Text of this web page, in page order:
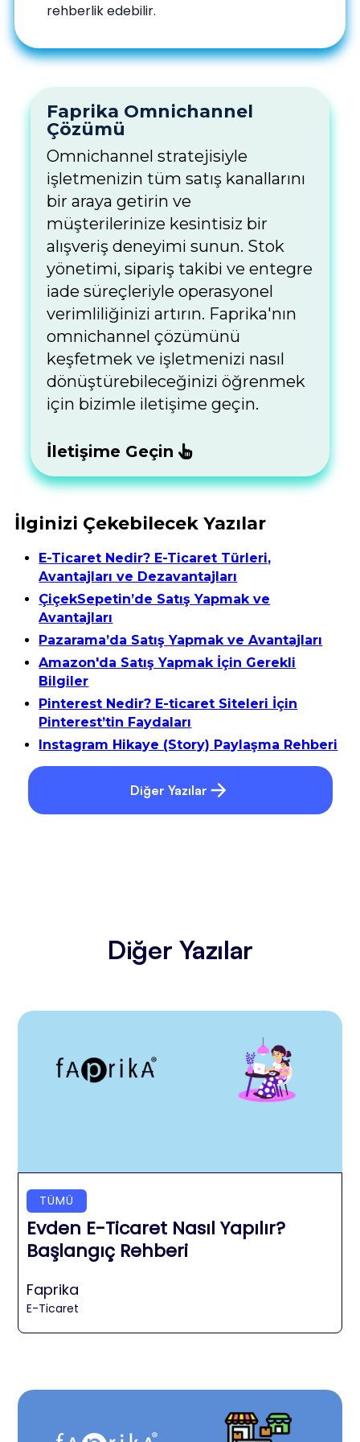
rehberlik edebilir.
Faprika Omnichannel
Çözümü
Omnichannel stratejisiyle
işletmenizin tüm satış kanallarını
bir araya getirin ve
müşterilerinize kesintisiz bir
alışveriş deneyimi sunun. Stok
yönetimi, sipariş takibi ve entegre
iade süreçleriyle operasyonel
verimliliğinizi artırın. Faprika'nın
omnichannel çözümünü
keşfetmek ve işletmenizi nasıl
dönüştürebileceğinizi öğrenmek
için bizimle iletişime geçin.
İletişime Geçin
İlginizi Çekebilecek Yazılar
E-Ticaret Nedir? E-Ticaret Türleri,
Avantajları ve Dezavantajları
ÇiçekSepetin’de Satış Yapmak ve
Avantajları
Pazarama’da Satış Yapmak ve Avantajları
Amazon'da Satış Yapmak İçin Gerekli
Bilgiler
Pinterest Nedir? E-ticaret Siteleri İçin
Pinterest’tin Faydaları
Instagram Hikaye (Story) Paylaşma Rehberi
Diğer Yazılar
Diğer Yazılar
TÜMÜ
Evden E-Ticaret Nasıl Yapılır?
Başlangıç Rehberi
Faprika
E-Ticaret